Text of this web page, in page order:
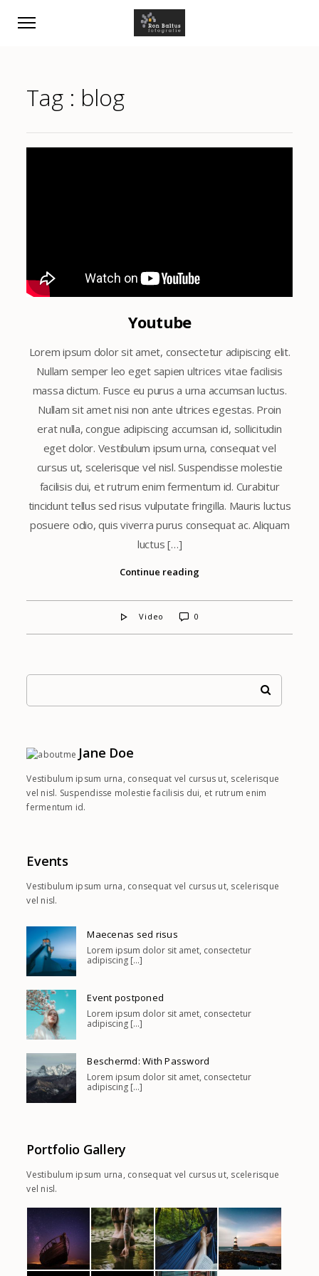
Tag : blog
Youtube
Lorem ipsum dolor sit amet, consectetur adipiscing elit.
Nullam semper leo eget sapien ultrices vitae facilisis
massa dictum. Fusce eu purus a urna accumsan luctus.
Nullam sit amet nisi non ante ultrices egestas. Proin
erat nulla, congue adipiscing accumsan id, sollicitudin
eget dolor. Vestibulum ipsum urna, consequat vel
cursus ut, scelerisque vel nisl. Suspendisse molestie
facilisis dui, et rutrum enim fermentum id. Curabitur
tincidunt tellus sed risus vulputate fringilla. Mauris luctus
posuere odio, quis viverra purus consequat ac. Aliquam
luctus […]
Continue reading
Video 0
Jane Doe
Vestibulum ipsum urna, consequat vel cursus ut, scelerisque
vel nisl. Suspendisse molestie facilisis dui, et rutrum enim
fermentum id.
Events
Vestibulum ipsum urna, consequat vel cursus ut, scelerisque
vel nisl.
Maecenas sed risus
Lorem ipsum dolor sit amet, consectetur
adipiscing [...]
Event postponed
Lorem ipsum dolor sit amet, consectetur
adipiscing [...]
Beschermd: With Password
Lorem ipsum dolor sit amet, consectetur
adipiscing [...]
Portfolio Gallery
Vestibulum ipsum urna, consequat vel cursus ut, scelerisque
vel nisl.